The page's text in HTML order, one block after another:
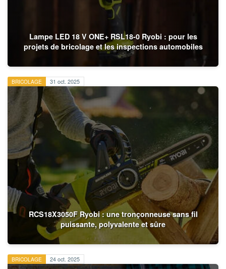
Lampe LED 18 V ONE+ RSL18-0 Ryobi : pour les
projets de bricolage et les inspections automobiles
BRICOLAGE 31 oct. 2025
RCS18X3050F Ryobi : une tronçonneuse sans fil
puissante, polyvalente et sûre
BRICOLAGE 24 oct. 2025